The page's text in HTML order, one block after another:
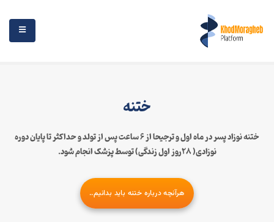
ختنه
ختنه نوزاد پسر در ماه اول و ترجیحا از 6 ساعت پس از تولد و حداکثر تا پایان دوره
نوزادی( 28روز اول زندگی) توسط پزشک انجام شود.
هرآنچه درباره ختنه باید بدانیم..